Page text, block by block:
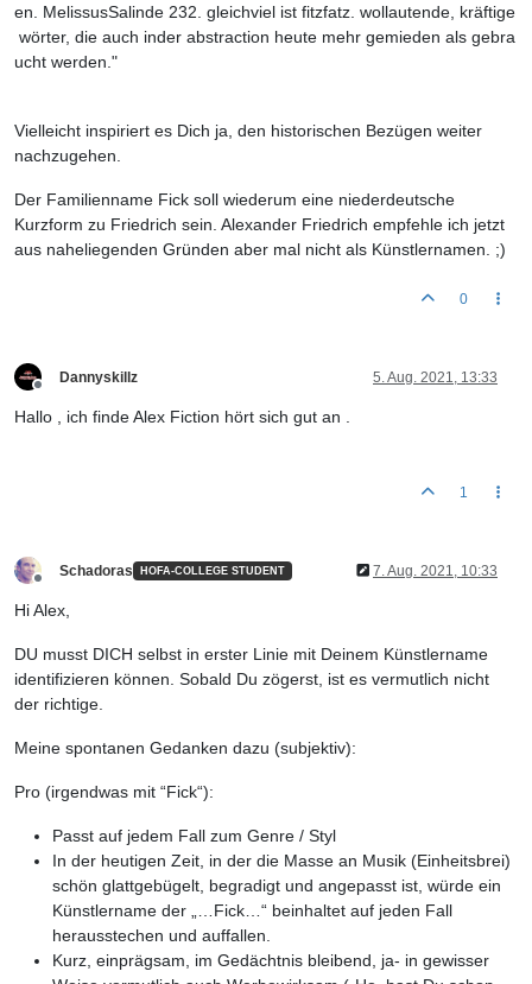
en.
MelissusSalinde 232 gleichviel ist fitzfatz. wollautende, kräftige
wörter, die auch inder abstraction heute mehr gemieden als gebra
ucht werden. "
Vielleicht inspiriert es Dich ja, den historischen Bezügen weiter
nachzugehen.
Der Familienname Fick soll wiederum eine niederdeutsche
Kurzform zu Friedrich sein. Alexander Friedrich empfehle ich jetzt
aus naheliegenden Gründen aber mal nicht als Künstlernamen. ;)
0
Dannyskillz 5. Aug. 2021, 13:33
Hallo , ich finde Alex Fiction hört sich gut an .
1
Schadoras HOFA-COLLEGE STUDENT 7. Aug. 2021, 10:33
Hi Alex,
DU musst DICH selbst in erster Linie mit Deinem Künstlername
identifizieren können. Sobald Du zögerst, ist es vermutlich nicht
der richtige.
Meine spontanen Gedanken dazu (subjektiv):
Pro (irgendwas mit “Fick“):
Passt auf jedem Fall zum Genre / Styl
In der heutigen Zeit, in der die Masse an Musik (Einheitsbrei)
schön glattgebügelt, begradigt und angepasst ist, würde ein
Künstlername der „…Fick…“ beinhaltet auf jeden Fall
herausstechen und auffallen.
Kurz, einprägsam, im Gedächtnis bleibend, ja- in gewisser